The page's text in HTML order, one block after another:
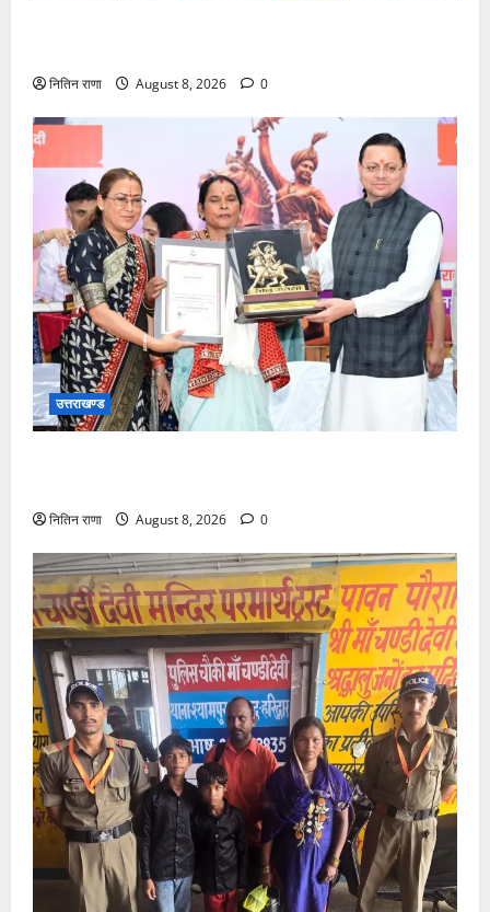
नितिन राणा August 8, 2026 0
उत्तराखण्ड
नितिन राणा August 8, 2026 0